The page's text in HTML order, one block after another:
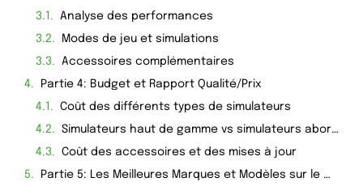
Analyse des performances
Modes de jeu et simulations
Accessoires complémentaires
Partie 4: Budget et Rapport Qualité/Prix
Coût des différents types de simulateurs
Simulateurs haut de gamme vs simulateurs abordables
Coût des accessoires et des mises à jour
Partie 5: Les Meilleures Marques et Modèles sur le Marché